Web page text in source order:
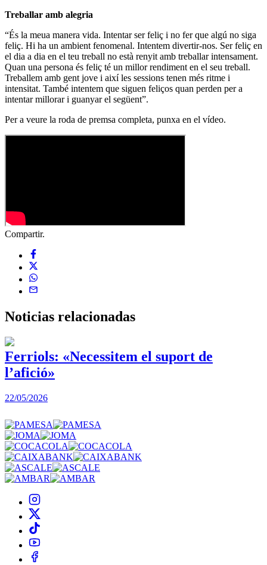
Treballar amb alegria
“És la meua manera vida. Intentar ser feliç i no fer que algú no siga
feliç. Hi ha un ambient fenomenal. Intentem divertir-nos. Ser feliç en
el dia a dia en el teu treball no està renyit amb treballar intensament.
Quan una persona és feliç té un millor rendiment en el seu treball.
Treballem amb gent jove i així les sessions tenen més ritme i
intensitat. També intentem que siguen feliços quan perden per a
intentar millorar i guanyar el següent”.
Per a veure la roda de premsa completa, punxa en el vídeo.
Compartir.
Noticias relacionadas
Ferriols: «Necessitem el suport de
l’afició»
22/05/2026